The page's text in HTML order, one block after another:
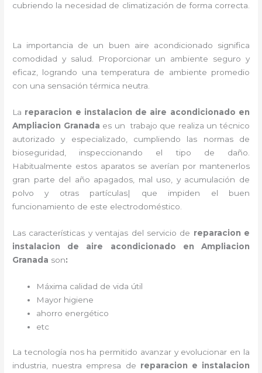
cubriendo la necesidad de climatización de forma correcta.
La importancia de un buen aire acondicionado significa
comodidad y salud. Proporcionar un ambiente seguro y
eficaz, logrando una temperatura de ambiente promedio
con una sensación térmica neutra.
La reparacion e instalacion de aire acondicionado en
Ampliacion Granada es un trabajo que realiza un técnico
autorizado y especializado, cumpliendo las normas de
bioseguridad, inspeccionando el tipo de daño.
Habitualmente estos aparatos se averían por mantenerlos
gran parte del año apagados, mal uso, y acumulación de
polvo y otras partículas| que impiden el buen
funcionamiento de este electrodoméstico.
Las características y ventajas del servicio de reparacion e
instalacion de aire acondicionado en Ampliacion
Granada son:
Máxima calidad de vida útil
Mayor higiene
ahorro energético
etc
La tecnología nos ha permitido avanzar y evolucionar en la
industria, nuestra empresa de reparacion e instalacion